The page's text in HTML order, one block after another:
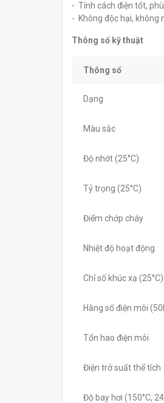
- Tính cách điện tốt,
- Không độc hại, không
Thông số kỹ thuật
Thông số
Dạng
Màu sắc
Độ nhớt (25°C)
Tỷ trọng (25°C)
Điểm chớp cháy
Nhiệt độ hoạt động
Chỉ số khúc xạ (25°C)
Hằng số điện môi
Tổn hao điện môi
Điện trở suất thể tích
Độ bay hơi (150°C,